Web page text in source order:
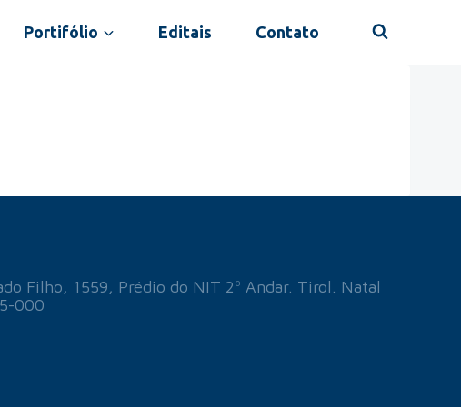
Portifólio Editais Contato
Filho, 1559, Prédio do NIT 2º Andar. Tirol. Natal
000